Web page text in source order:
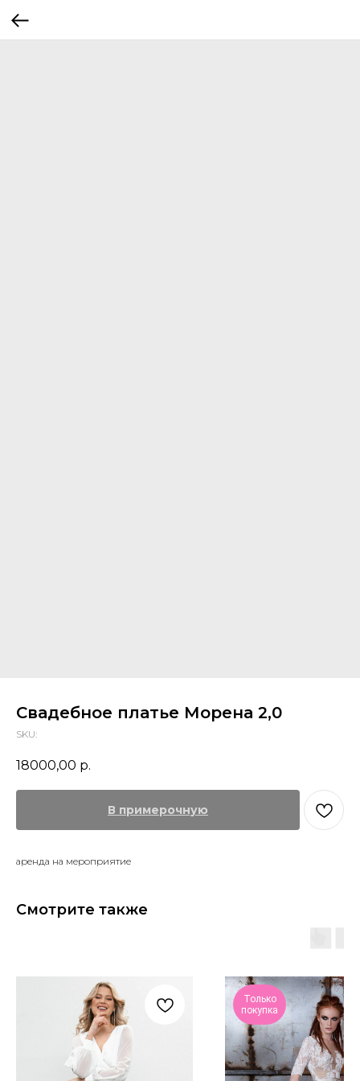
Свадебное платье Морена 2,0
SKU:
18000,00 р.
В примерочную
аренда на мероприятие
Смотрите также
Только
покупка